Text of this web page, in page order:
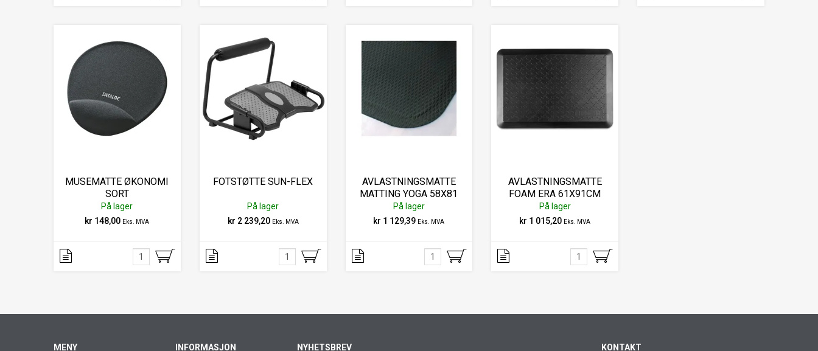
MUSEMATTE ØKONOMI
SORT
På lager
kr 148,00 Eks. MVA
FOTSTØTTE SUN-FLEX
På lager
kr 2 239,20 Eks. MVA
AVLASTNINGSMATTE
MATTING YOGA 58X81
SORT
På lager
kr 1 129,39 Eks. MVA
AVLASTNINGSMATTE
FOAM ERA 61X91CM
På lager
kr 1 015,20 Eks. MVA
MENY INFORMASJON NYHETSBREV KONTAKT